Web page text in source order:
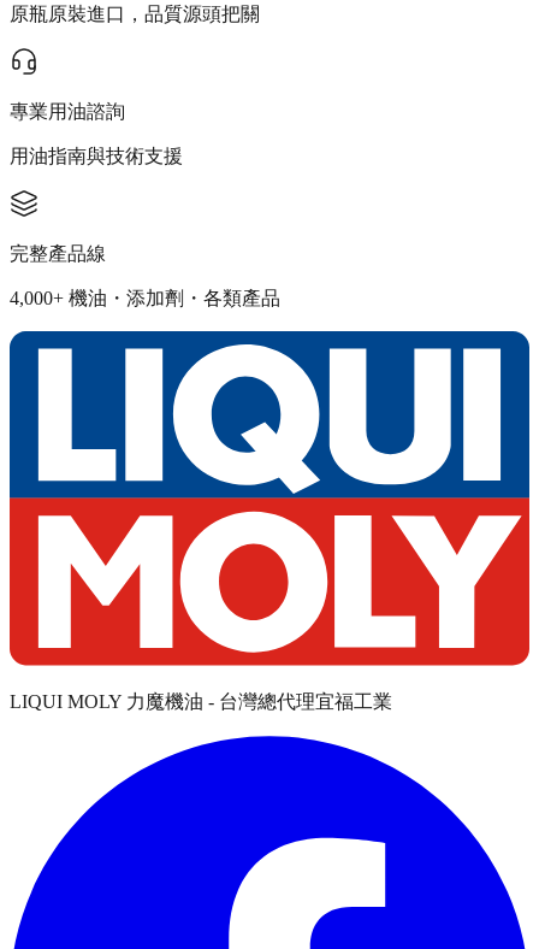
原瓶原裝進口，品質源頭把關
專業用油諮詢
用油指南與技術支援
完整產品線
4,000+ 機油・添加劑・各類產品
LIQUI MOLY 力魔機油 - 台灣總代理宜福工業